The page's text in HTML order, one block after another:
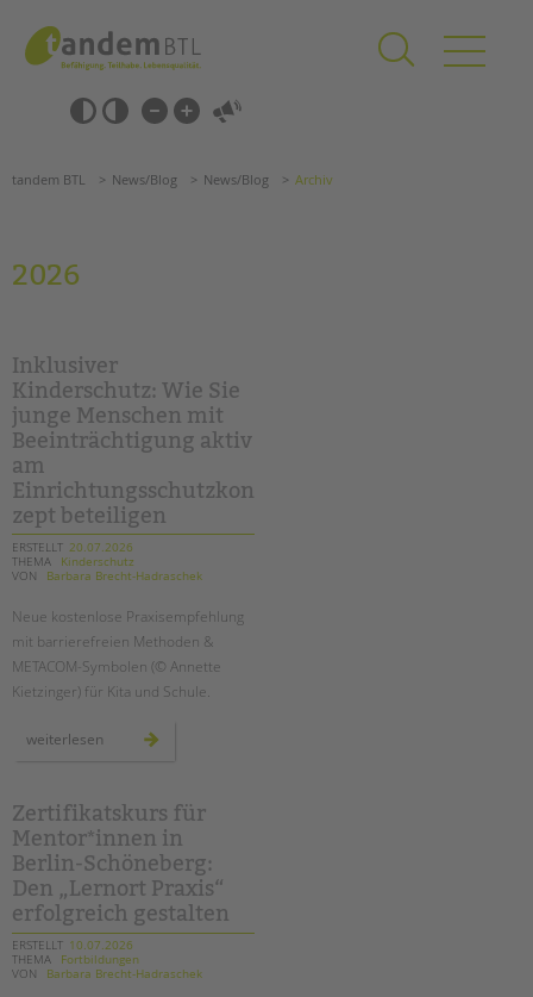
springen
Barrierefrei-
Einstellungen
überspringen
überspringen
Förderzentren
Kollegs
EFöB
Schulbezogene Sozialarbeit
Tagesgruppen
HILFEN ZUR ERZIEHUNG
EINGLIEDERUNGSHILFE
BETREUTES WOHNEN
TANDEM BTL AKADEMIE
Seminarkalender
STADTTEILARBEIT
PROFIL | LEITBILD
Bereiche im Überblick
Kinder- und Jugendschutz
Unsere Videos
Suchen
tandem BTL News/Blog News/Blog Archiv
2026
Inklusiver
Kinderschutz: Wie Sie
junge Menschen mit
Beeinträchtigung aktiv
am
Einrichtungsschutzkon
zept beteiligen
ERSTELLT 20.07.2026
THEMA
Kinderschutz
VON
Barbara Brecht-Hadraschek
Neue kostenlose Praxisempfehlung
mit barrierefreien Methoden &
METACOM-Symbolen (© Annette
Kietzinger) für Kita und Schule.
weiterlesen inklusiver
kinderschutz:
menschen
mit
beeinträchtigung
aktiv
am
einrichtungsschutzkonzept
beteiligen
Zertifikatskurs für
Mentor*innen in
Berlin-Schöneberg:
Den „Lernort Praxis“
erfolgreich gestalten
ERSTELLT 10.07.2026
THEMA
Fortbildungen
VON
Barbara Brecht-Hadraschek